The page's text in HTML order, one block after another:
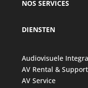
NOS SERVICES
DIENSTEN
Audiovisuele
AV Rental & Support
AV Service